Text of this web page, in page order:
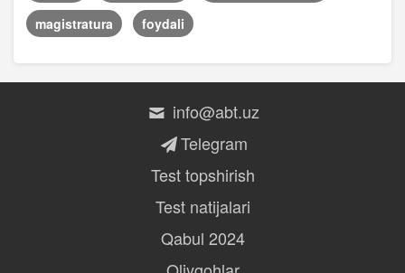
magistratura
foydali
info@abt.uz
Telegram
Test topshirish
Test natijalari
Qabul 2024